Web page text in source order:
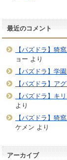
最近のコメント
【パズドラ】猗
ョー より
【パズドラ】学
【パズドラ】ア
【パズドラ】キ
より
【パズドラ】猗
ケメン より
アーカイブ